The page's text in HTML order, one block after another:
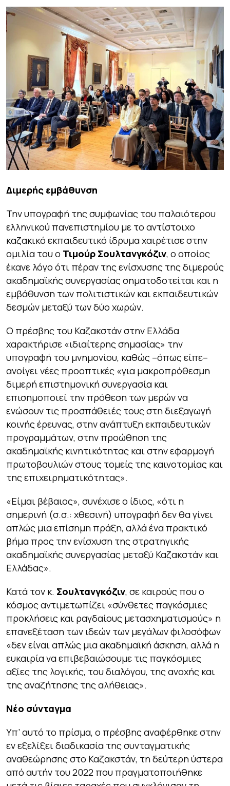
Διμερής εμβάθυνση
Την υπογραφή της συμφωνίας του παλαιότερου
ελληνικού πανεπιστημίου με το αντίστοιχο
καζακικό εκπαιδευτικό ίδρυμα χαιρέτισε στην
ομιλία του ο Τιμούρ Σουλτανγκόζιν, ο οποίος
έκανε λόγο ότι πέραν της ενίσχυσης της διμερούς
ακαδημαϊκής συνεργασίας σηματοδοτείται και η
εμβάθυνση των πολιτιστικών και εκπαιδευτικών
δεσμών μεταξύ των δύο χωρών.
Ο πρέσβης του Καζακστάν στην Ελλάδα
χαρακτήρισε «ιδιαίτερης σημασίας» την
υπογραφή του μνημονίου, καθώς –όπως είπε–
ανοίγει νέες προοπτικές «για μακροπρόθεσμη
διμερή επιστημονική συνεργασία και
επισημοποιεί την πρόθεση των μερών να
ενώσουν τις προσπάθειές τους στη διεξαγωγή
κοινής έρευνας, στην ανάπτυξη εκπαιδευτικών
προγραμμάτων, στην προώθηση της
ακαδημαϊκής κινητικότητας και στην εφαρμογή
πρωτοβουλιών στους τομείς της καινοτομίας και
της επιχειρηματικότητας».
«Είμαι βέβαιος», συνέχισε ο ίδιος, «ότι η
σημερινή (σ.σ.: χθεσινή) υπογραφή δεν θα γίνει
απλώς μια επίσημη πράξη, αλλά ένα πρακτικό
βήμα προς την ενίσχυση της στρατηγικής
ακαδημαϊκής συνεργασίας μεταξύ Καζακστάν και
Ελλάδας».
Κατά τον κ. Σουλτανγκόζιν, σε καιρούς που ο
κόσμος αντιμετωπίζει «σύνθετες παγκόσμιες
προκλήσεις και ραγδαίους μετασχηματισμούς» η
επανεξέταση των ιδεών των μεγάλων φιλοσόφων
«δεν είναι απλώς μια ακαδημαϊκή άσκηση, αλλά η
ευκαιρία να επιβεβαιώσουμε τις παγκόσμιες
αξίες της λογικής, του διαλόγου, της ανοχής και
της αναζήτησης της αλήθειας».
Νέο σύνταγμα
Υπ’ αυτό το πρίσμα, ο πρέσβης αναφέρθηκε στην
εν εξελίξει διαδικασία της συνταγματικής
αναθεώρησης στο Καζακστάν, τη δεύτερη ύστερα
από αυτήν του 2022 που πραγματοποιήθηκε